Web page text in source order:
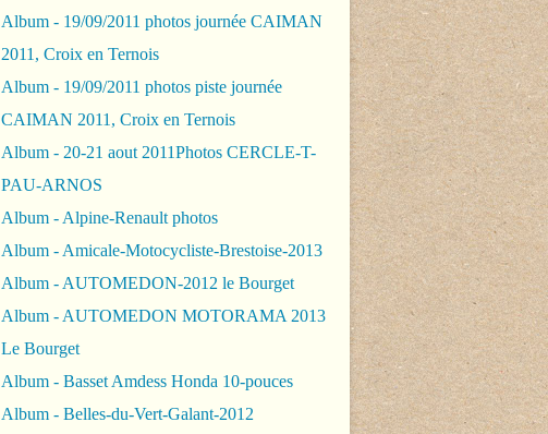
Album - 19/09/2011 photos journée CAIMAN
2011, Croix en Ternois
Album - 19/09/2011 photos piste journée
CAIMAN 2011, Croix en Ternois
Album - 20-21 aout 2011Photos CERCLE-T-
PAU-ARNOS
Album - Alpine-Renault photos
Album - Amicale-Motocycliste-Brestoise-2013
Album - AUTOMEDON-2012 le Bourget
Album - AUTOMEDON MOTORAMA 2013
Le Bourget
Album - Basset Amdess Honda 10-pouces
Album - Belles-du-Vert-Galant-2012